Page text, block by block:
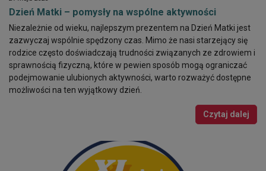
Dzień Matki – pomysły na wspólne aktywności
Niezależnie od wieku, najlepszym prezentem na Dzień Matki jest
zazwyczaj wspólnie spędzony czas. Mimo że nasi starzejący się
rodzice często doświadczają trudności związanych ze zdrowiem i
sprawnością fizyczną, które w pewien sposób mogą ograniczać
podejmowanie ulubionych aktywności, warto rozważyć dostępne
możliwości na ten wyjątkowy dzień.
Czytaj dalej